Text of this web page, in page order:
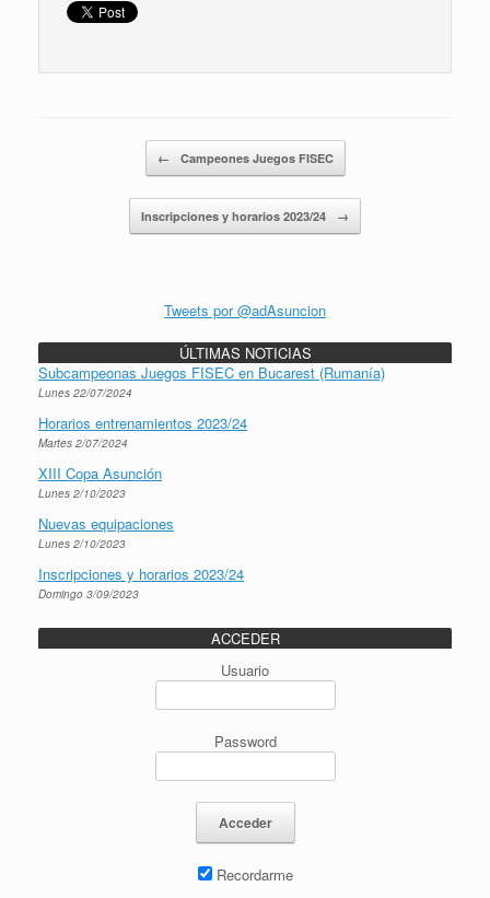
← Campeones Juegos FISEC
Inscripciones y horarios 2023/24 →
Tweets por @adAsuncion
ÚLTIMAS NOTICIAS
Subcampeonas Juegos FISEC en Bucarest (Rumanía)
Lunes 22/07/2024
Horarios entrenamientos 2023/24
Martes 2/07/2024
XIII Copa Asunción
Lunes 2/10/2023
Nuevas equipaciones
Lunes 2/10/2023
Inscripciones y horarios 2023/24
Domingo 3/09/2023
ACCEDER
Usuario
Password
Recordarme